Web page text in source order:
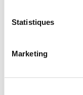
Statistiques
Marketing